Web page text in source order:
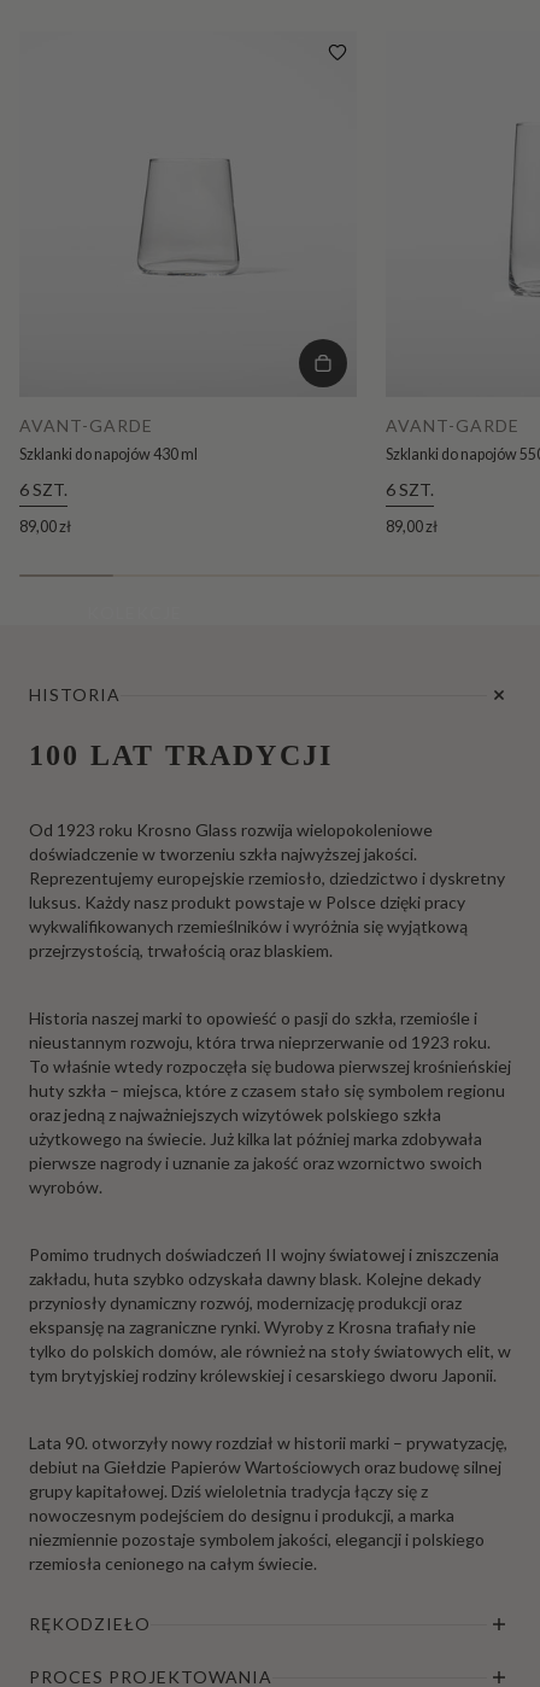
AVANT-GARDE
Szklanki do napojów 430 ml
6 SZT.
89,00 zł
AVANT-GARDE
Szklanki do napojów
6 SZT.
89,00 zł
HISTORIA
100 LAT TRADYCJI
Od 1923 roku Krosno Glass rozwija wielopokoleniowe
doświadczenie w tworzeniu szkła najwyższej jakości.
Reprezentujemy europejskie rzemiosło, dziedzictwo i dyskretny
luksus. Każdy nasz produkt powstaje w Polsce dzięki pracy
wykwalifikowanych rzemieślników i wyróżnia się wyjątkową
przejrzystością, trwałością oraz blaskiem.
Historia naszej marki to opowieść o pasji do szkła, rzemiośle i
nieustannym rozwoju, która trwa nieprzerwanie od 1923 roku.
To właśnie wtedy rozpoczęła się budowa pierwszej krośnieńskiej
huty szkła – miejsca, które z czasem stało się symbolem regionu
oraz jedną z najważniejszych wizytówek polskiego szkła
użytkowego na świecie. Już kilka lat później marka zdobywała
pierwsze nagrody i uznanie za jakość oraz wzornictwo swoich
wyrobów.
Pomimo trudnych doświadczeń II wojny światowej i zniszczenia
zakładu, huta szybko odzyskała dawny blask. Kolejne dekady
przyniosły dynamiczny rozwój, modernizację produkcji oraz
ekspansję na zagraniczne rynki. Wyroby z Krosna trafiały nie
tylko do polskich domów, ale również na stoły światowych elit, w
tym brytyjskiej rodziny królewskiej i cesarskiego dworu Japonii.
Lata 90. otworzyły nowy rozdział w historii marki – prywatyzację,
debiut na Giełdzie Papierów Wartościowych oraz budowę silnej
grupy kapitałowej. Dziś wieloletnia tradycja łączy się z
nowoczesnym podejściem do designu i produkcji, a marka
niezmiennie pozostaje symbolem jakości, elegancji i polskiego
rzemiosła cenionego na całym świecie.
RĘKODZIEŁO
PROCES PROJEKTOWANIA